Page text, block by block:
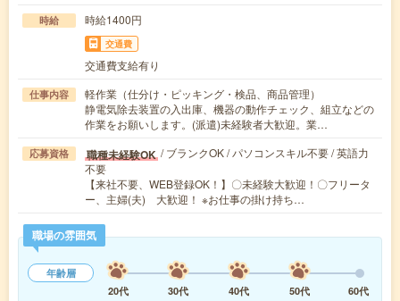
時給 時給1400円
交通費
交通費支給有り
仕事内容
軽作業（仕分け・ピッキング・検品、商品管理）
静電気除去装置の入出庫、機器の動作チェック、組立などの
作業をお願いします。(派遣)未経験者大歓迎。業…
応募資格 職種未経験OK / ブランクOK / パソコンスキル不要 / 英語力
不要
【来社不要、WEB登録OK！】〇未経験大歓迎！〇フリータ
ー、主婦(夫) 大歓迎！ ※お仕事の掛け持ち…
職場の雰囲気
年齢層
20代
30代 40代 50代 60代